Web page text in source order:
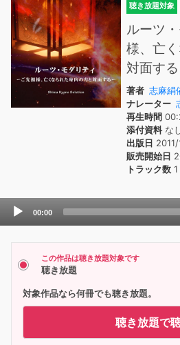
聴き放題対象
ルーツ
様、亡
対面する
著者 志麻絹
ナレーター
再生時間
添付資料な
出版日 2011/
販売開始日
トラック数 1
Audio
00:00
この作品は聴き放題対象です
聴き放題
対象作品なら何冊でも聴き放題。
聴き放題で